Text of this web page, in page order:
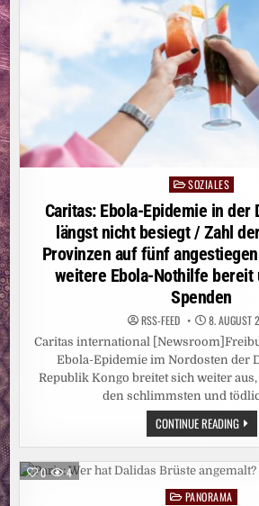
Posted
in
SOZIALES
Caritas: Ebola-Epidemie in der
längst nicht besiegt / Zahl
Provinzen auf fünf
weitere Ebola-Nothilfe bereit
Spenden
RSS-FEED 8. AUGUST
Caritas international
Ebola-Epidemie im Nordosten der
Republik Kongo breitet sich weiter
den schlimmsten und
CONTINUE READING
EBOLA-
IN
DER
0 4
PostedPANORAMA